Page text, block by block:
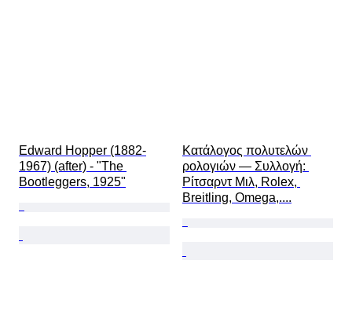
Edward Hopper (1882-
1967) (after) - "The
Bootleggers, 1925"
Κατάλογος πολυτελών
ρολογιών — Συλλογή:
Ρίτσαρντ Μιλ, Rolex,
Breitling, Omega,....